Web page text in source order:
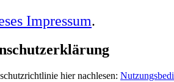
Impressum.
hier nachlesen: